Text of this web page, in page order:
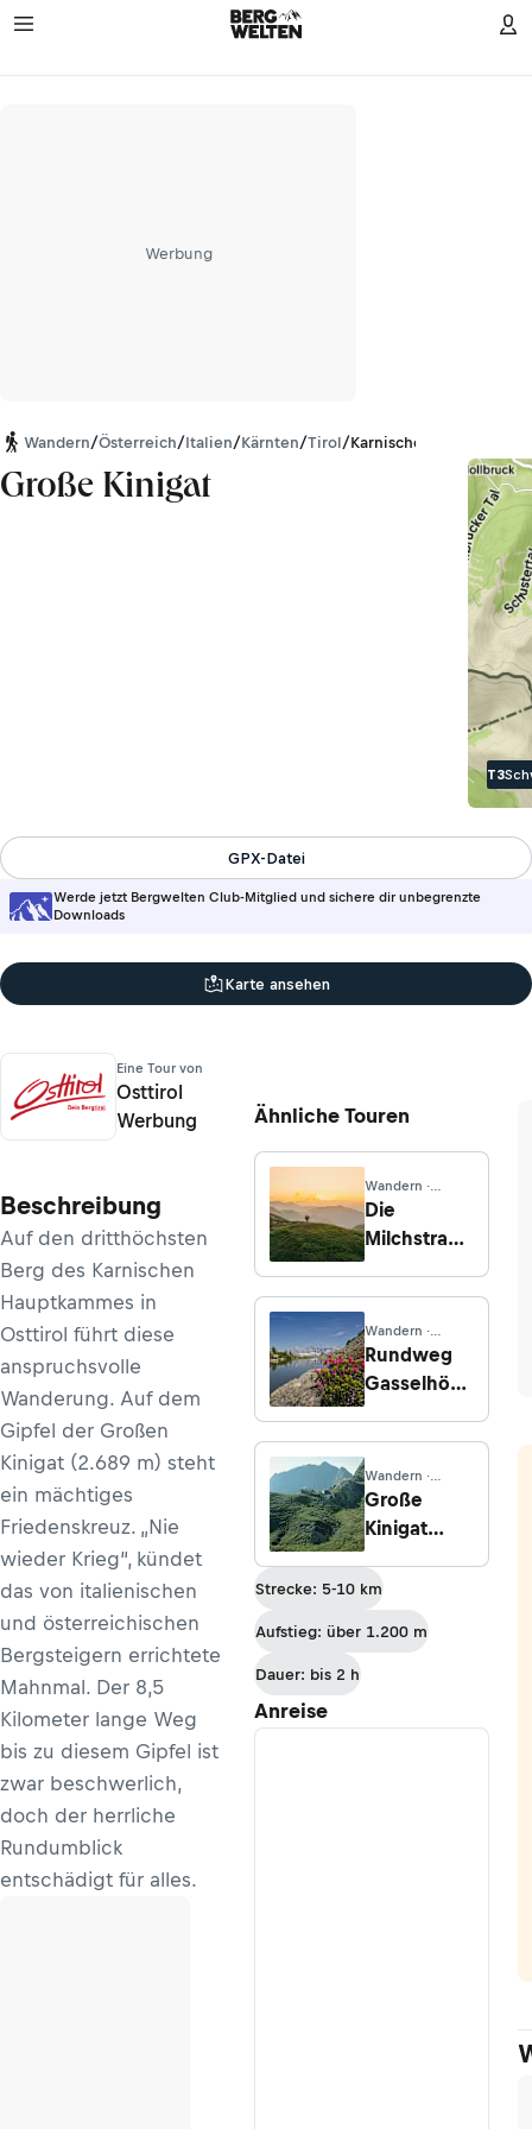
Werbung
Wandern/Österreich/Italien/Kärnten/Tirol/Karnischer Hauptkamm
Große Kinigat
T3
Werde jetzt Bergwelten Club-Mitglied und sichere dir unbegrenzte
Downloads
GPX-Datei
Karte ansehen
Eine Tour von
Osttirol
Werbung
Beschreibung
Auf den dritthöchsten
Berg des Karnischen
Hauptkammes in
Osttirol führt diese
anspruchsvolle
Wanderung. Auf dem
Gipfel der Großen
Kinigat (2.689 m) steht
ein mächtiges
Friedenskreuz. „Nie
wieder Krieg“, kündet
das von italienischen
und österreichischen
Bergsteigern errichtete
Mahnmal. Der 8,5
Kilometer lange Weg
bis zu diesem Gipfel ist
zwar beschwerlich,
doch der herrliche
Rundumblick
entschädigt für alles.
Ähnliche Touren
Wandern ·
Kärnten
Die
Milchstraße
Karnischen
Höhenweg
- Etappe 2:
Von der
Hütte zur
Alm
Wandern ·
Salzburg
Rundweg
Gasselhöhe
Spiegelsee
Wandern ·
Kärnten
Große
Kinigat
Cavallino)
Strecke: 5-10 km
Aufstieg: über 1.200 m
Dauer: bis 2 h
Anreise